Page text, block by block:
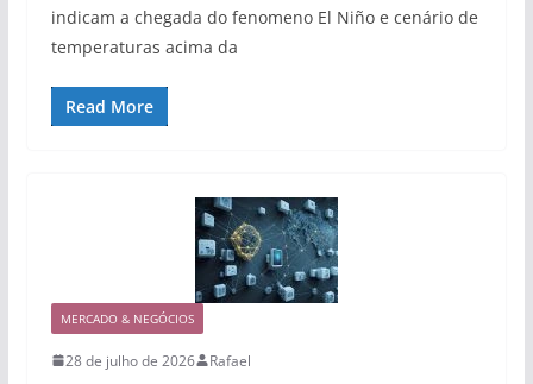
indicam a chegada do fenomeno El Niño e cenário de
temperaturas acima da
Read More
MERCADO & NEGÓCIOS
28 de julho de 2026 Rafael